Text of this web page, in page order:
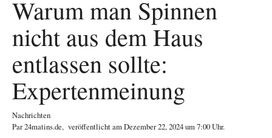
Warum man Spinnen
nicht aus dem Haus
entlassen sollte:
Expertenmeinung
Nachrichten
Par24matins.de, veröffentlicht amDezember 22, 2024um 7:00 Uhr.